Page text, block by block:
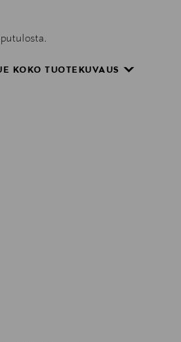
KOKO TUOTEKUVAUS